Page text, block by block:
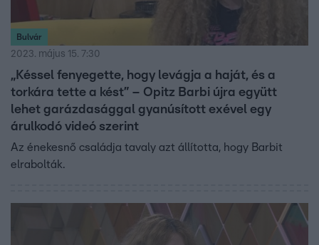
Bulvár
2023. május 15. 7:30
„Késsel fenyegette, hogy levágja a haját, és a
torkára tette a kést” – Opitz Barbi újra együtt
lehet garázdasággal gyanúsított exével egy
árulkodó videó szerint
Az énekesnő családja tavaly azt állította, hogy Barbit
elrabolták.